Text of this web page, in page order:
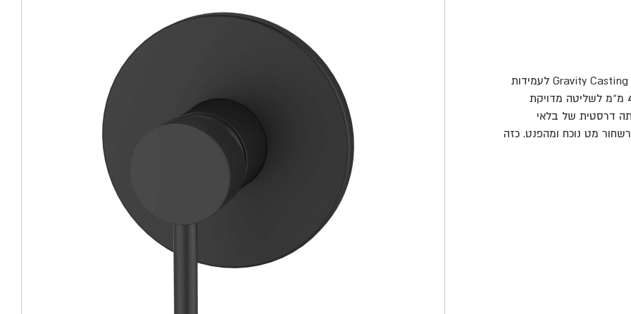
אינטרפוץ 3 דרך FORCELLO שחור מט AQUILA בעל גוף יצוק וחזק – Gravity Casting לעמידות
איתנה לשנים רבות, מנגנון קרמי מקורי ומתקדם של אקווילה בגודל 40 מ"מ לשליטה מדויקת
דרסטית של בלאי
מט נוכח ומהפנט. כזה